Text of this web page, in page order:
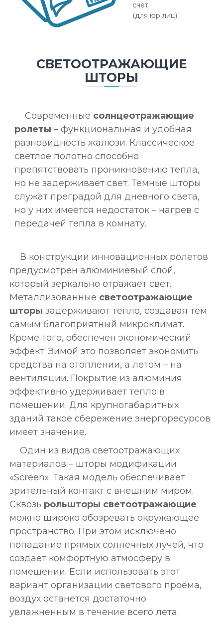
счёт
(для юр лиц)
СВЕТООТРАЖАЮЩИЕ
ШТОРЫ
Современные солнцеотражающие
ролеты – функциональная и удобная
разновидность жалюзи. Классическое
светлое полотно способно
препятствовать проникновению тепла,
но не задерживает свет. Тёмные шторы
служат преградой для дневного света,
но у них имеется недостаток – нагрев с
передачей тепла в комнату.
В конструкции инновационных ролетов
предусмотрен алюминиевый слой,
который зеркально отражает свет.
Металлизованные светоотражающие
шторы задерживают тепло, создавая тем
самым благоприятный микроклимат.
Кроме того, обеспечен экономический
эффект. Зимой это позволяет экономить
средства на отоплении, а летом – на
вентиляции. Покрытие из алюминия
эффективно удерживает тепло в
помещении. Для крупногабаритных
зданий такое сбережение энергоресурсов
имеет значение.
Один из видов светоотражающих
материалов – шторы модификации
«Screen». Такая модель обеспечивает
зрительный контакт с внешним миром.
Сквозь рольшторы светоотражающие
можно широко обозревать окружающее
пространство. При этом исключено
попадание прямых солнечных лучей, что
создает комфортную атмосферу в
помещении. Если использовать этот
вариант организации светового проёма,
воздух останется достаточно
увлажненным в течение всего лета.